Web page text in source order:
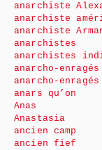
anarchiste
anarchiste
anarchiste
anarchistes
anarchistes
anarcho-enragés
anarcho-
anars qu’on
Anas
Anastasia
ancien camp
ancien fief